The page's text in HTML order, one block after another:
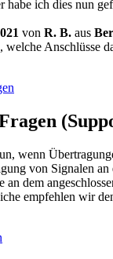
habe ich dies nun
von R. B. aus
Anschlüsse
wenn
von Signalen
an dem
empfehlen wir